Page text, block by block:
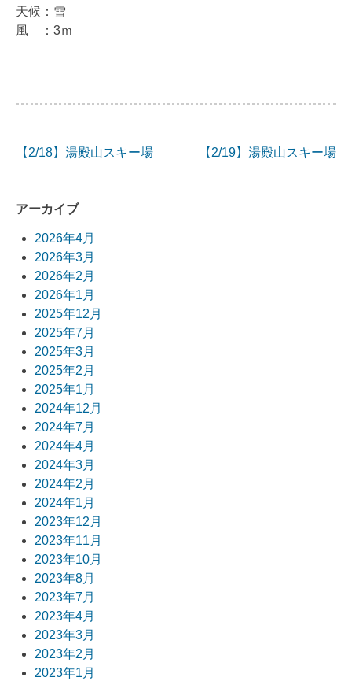
天候：雪
風 ：3ｍ
稿
ビ
ゲ
ー
シ
ョ
ン
【2/18】湯殿山スキー場 【2/19】湯殿山スキー場
アーカイブ
2026年4月
2026年3月
2026年2月
2026年1月
2025年12月
2025年7月
2025年3月
2025年2月
2025年1月
2024年12月
2024年7月
2024年4月
2024年3月
2024年2月
2024年1月
2023年12月
2023年11月
2023年10月
2023年8月
2023年7月
2023年4月
2023年3月
2023年2月
2023年1月